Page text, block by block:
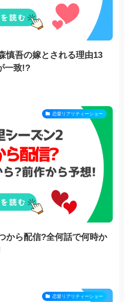
慎吾の嫁とされる理由13
一致!?
恋愛リアリティーショー
から配信?全何話で何時か
恋愛リアリティーショー